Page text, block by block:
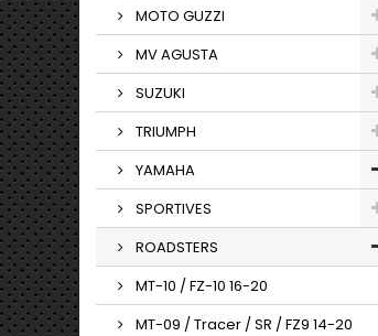
MOTO GUZZI
MV AGUSTA
SUZUKI
TRIUMPH
YAMAHA
SPORTIVES
ROADSTERS
MT-10 / FZ-10 16-20
MT-09 / Tracer / SR / FZ9 14-20